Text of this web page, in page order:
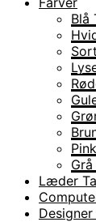
Blå
Læder